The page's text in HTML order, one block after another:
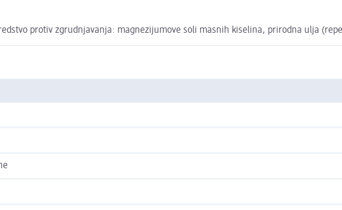
protiv zgrudnjavanja: magnezijumove soli masnih kiselina, prirodna ulja